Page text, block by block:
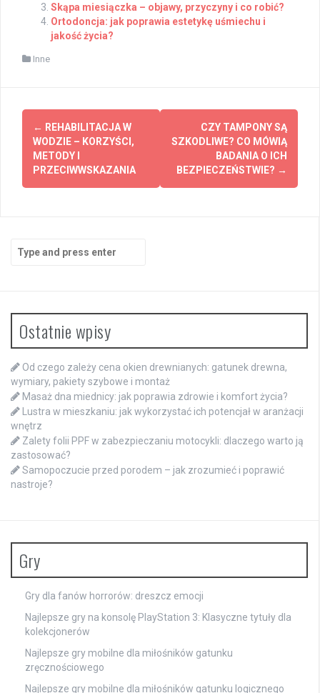
Skąpa miesiączka – objawy, przyczyny i co robić?
Ortodoncja: jak poprawia estetykę uśmiechu i
jakość życia?
Inne
Post
navigation
← REHABILITACJA W
WODZIE – KORZYŚCI,
METODY I
PRZECIWWSKAZANIA
CZY TAMPONY SĄ
SZKODLIWE? CO MÓWIĄ
BADANIA O ICH
BEZPIECZEŃSTWIE? →
for:
Ostatnie wpisy
Od czego zależy cena okien drewnianych: gatunek drewna,
wymiary, pakiety szybowe i montaż
Masaż dna miednicy: jak poprawia zdrowie i komfort życia?
Lustra w mieszkaniu: jak wykorzystać ich potencjał w aranżacji
wnętrz
Zalety folii PPF w zabezpieczaniu motocykli: dlaczego warto ją
zastosować?
Samopoczucie przed porodem – jak zrozumieć i poprawić
nastroje?
Gry
Gry dla fanów horrorów: dreszcz emocji
Najlepsze gry na konsolę PlayStation 3: Klasyczne tytuły dla
kolekcjonerów
Najlepsze gry mobilne dla miłośników gatunku
zręcznościowego
Najlepsze gry mobilne dla miłośników gatunku logicznego